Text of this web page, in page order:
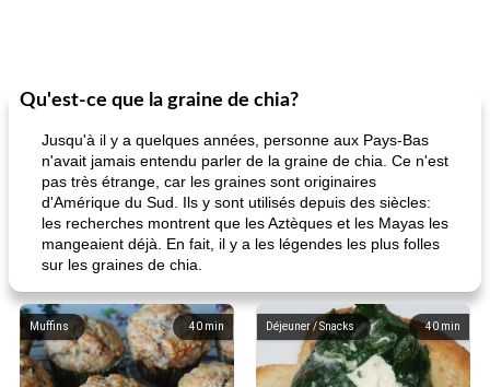
Qu'est-ce que la graine de chia?
Jusqu'à il y a quelques années, personne aux Pays-Bas
n'avait jamais entendu parler de la graine de chia. Ce n'est
pas très étrange, car les graines sont originaires
d'Amérique du Sud. Ils y sont utilisés depuis des siècles:
les recherches montrent que les Aztèques et les Mayas les
mangeaient déjà. En fait, il y a les légendes les plus folles
sur les graines de chia.
40 min
Muffins 40 min
Déjeuner / Snacks